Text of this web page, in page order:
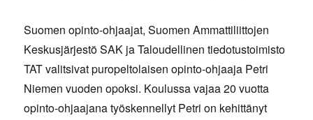
Suomen opinto-ohjaajat, Suomen Ammattiliittojen
Keskusjärjestö SAK ja Taloudellinen tiedotustoimisto
TAT valitsivat puropeltolaisen opinto-ohjaaja Petri
Niemen vuoden opoksi. Koulussa vajaa 20 vuotta
opinto-ohjaajana työskennellyt Petri on kehittänyt